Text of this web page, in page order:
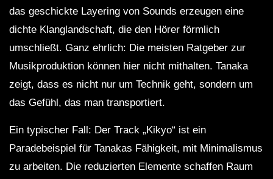
das geschickte Layering von Sounds erzeugen eine
dichte Klanglandschaft, die den Hörer förmlich
umschließt. Ganz ehrlich: Die meisten Ratgeber zur
Musikproduktion können hier nicht mithalten. Tanaka
zeigt, dass es nicht nur um Technik geht, sondern um
das Gefühl, das man transportiert.
Ein typischer Fall: Der Track „Kikyo“ ist ein
Paradebeispiel für Tanakas Fähigkeit, mit Minimalismus
zu arbeiten. Die reduzierten Elemente schaffen Raum